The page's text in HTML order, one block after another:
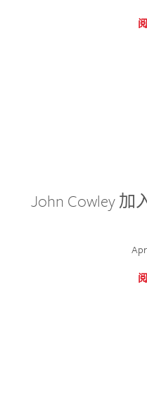
John Cowley 加